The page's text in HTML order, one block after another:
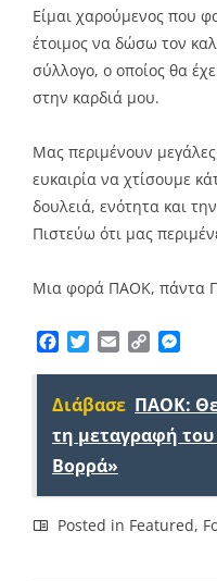
Είμαι χαρούμενος που
έτοιμος να δώσω τον
σύλλογο, ο οποίος θα
στην καρδιά μου.
Μας περιμένουν
ευκαιρία να χτίσουμε
δουλειά, ενότητα και
Πιστεύω ότι μας
Μια φορά ΠΑΟΚ, πάντα
Facebook
TwitterEmailCopy
Διάβασε ΠΑΟΚ:
τη μεταγραφή
Βορρά»
Posted in Featured,